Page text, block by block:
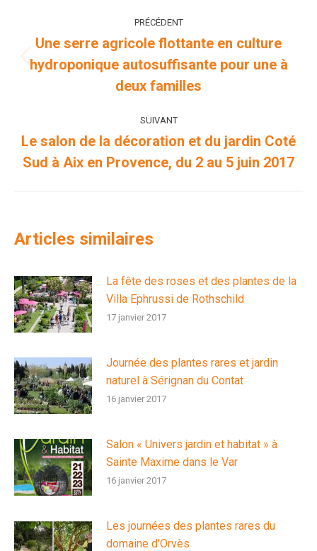
article
PRÉCÉDENT
Article
précédent
Une serre agricole flottante en culture
hydroponique autosuffisante pour une à
deux familles
SUIVANT
suivant
Le salon de la décoration et du jardin Coté
Sud à Aix en Provence, du 2 au 5 juin 2017
Articles similaires
La fête des roses et des plantes de la
Villa Ephrussi de Rothschild
17 janvier 2017
Journée des plantes rares et jardin
naturel à Sérignan du Contat
16 janvier 2017
Salon « Univers jardin et habitat » à
Sainte Maxime dans le Var
16 janvier 2017
Les journées des plantes rares du
domaine d’Orvès